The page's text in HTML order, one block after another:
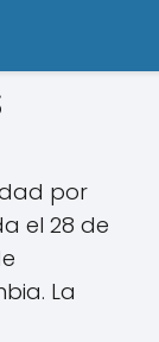
por
el 28 de
La